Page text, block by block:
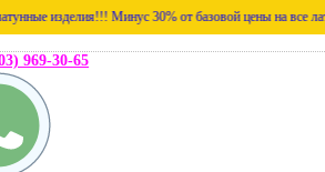
изделия!!! Минус 30% от базовой цены на все
969-30-65